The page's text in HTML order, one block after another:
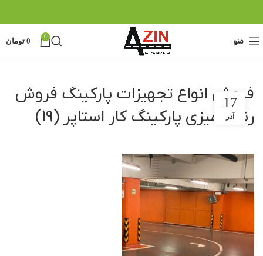
منو 0
0 تومان
فروش انواع تجهیزات پارکینگ فروش
رنگ آمیزی پارکینگ کار استاپر (19)
17
آذر